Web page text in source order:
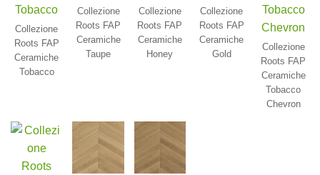
Collezione
Roots FAP
Ceramiche
Tobacco
Collezione
Roots FAP
Ceramiche
Taupe
Collezione
Roots FAP
Ceramiche
Honey
Collezione
Roots FAP
Ceramiche
Gold
Collezione
Roots FAP
Ceramiche
Tobacco
Chevron